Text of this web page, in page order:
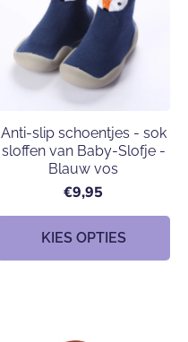
Anti-slip schoentjes - sok
sloffen van Baby-Slofje -
Blauw vos
€9,95
KIES OPTIES